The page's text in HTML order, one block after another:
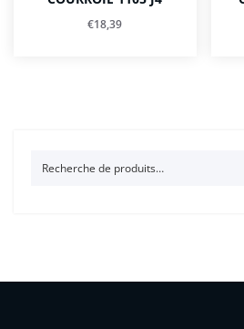
€18,39